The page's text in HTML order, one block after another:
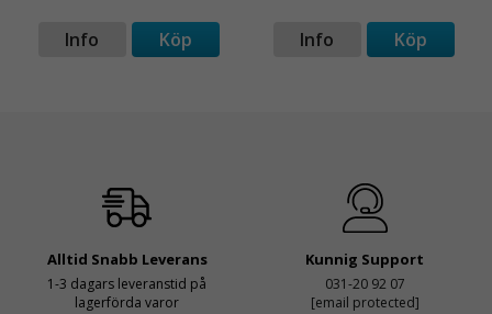
Info Köp Info Köp
Alltid Snabb Leverans
1-3 dagars leveranstid på
lagerförda varor
Kunnig Support
031-20 92 07
[email protected]